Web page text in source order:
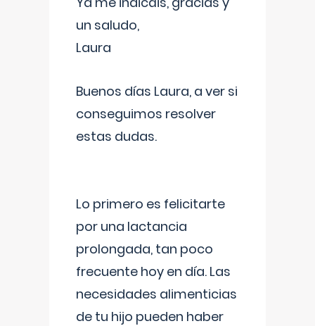
un saludo,
Laura
Buenos días Laura, a ver si
conseguimos resolver
estas dudas.
Lo primero es felicitarte
por una lactancia
prolongada, tan poco
frecuente hoy en día. Las
necesidades alimenticias
de tu hijo pueden haber